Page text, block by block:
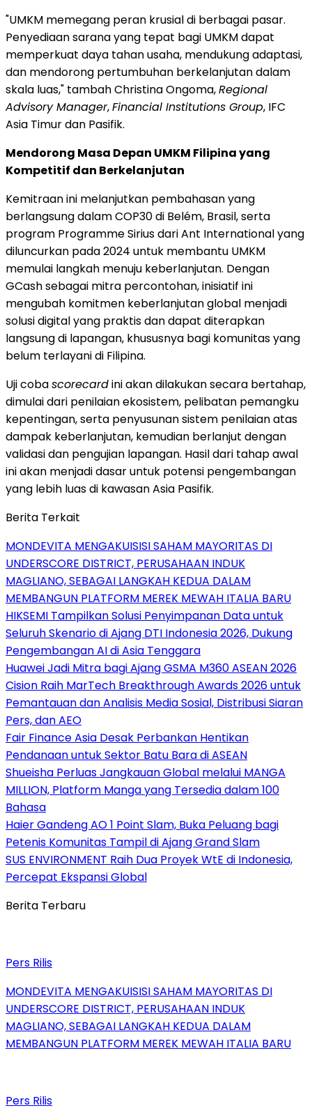
"UMKM memegang peran krusial di berbagai pasar.
Penyediaan sarana yang tepat bagi UMKM dapat
memperkuat daya tahan usaha, mendukung adaptasi,
dan mendorong pertumbuhan berkelanjutan dalam
skala luas," tambah Christina Ongoma,Regional
Advisory Manager,Financial Institutions Group, IFC
Asia Timur dan Pasifik.
Mendorong Masa Depan UMKM Filipina yang
Kompetitif dan Berkelanjutan
Kemitraan ini melanjutkan pembahasan yang
berlangsung dalam COP30 di Belém, Brasil, serta
program Programme Sirius dari Ant International yang
diluncurkan pada 2024 untuk membantu UMKM
memulai langkah menuju keberlanjutan. Dengan
GCash sebagai mitra percontohan, inisiatif ini
mengubah komitmen keberlanjutan global menjadi
solusi digital yang praktis dan dapat diterapkan
langsung di lapangan, khususnya bagi komunitas yang
belum terlayani di Filipina.
Uji cobascorecardini akan dilakukan secara bertahap,
dimulai dari penilaian ekosistem, pelibatan pemangku
kepentingan, serta penyusunan sistem penilaian atas
dampak keberlanjutan, kemudian berlanjut dengan
validasi dan pengujian lapangan. Hasil dari tahap awal
ini akan menjadi dasar untuk potensi pengembangan
yang lebih luas di kawasan Asia Pasifik.
Berita Terkait
MONDEVITA MENGAKUISISI SAHAM MAYORITAS DI
UNDERSCORE DISTRICT, PERUSAHAAN INDUK
MAGLIANO, SEBAGAI LANGKAH KEDUA DALAM
MEMBANGUN PLATFORM MEREK MEWAH ITALIA BARU
HIKSEMI Tampilkan Solusi Penyimpanan Data untuk
Seluruh Skenario di Ajang DTI Indonesia 2026, Dukung
Pengembangan AI di Asia Tenggara
Huawei Jadi Mitra bagi Ajang GSMA M360 ASEAN 2026
Cision Raih MarTech Breakthrough Awards 2026 untuk
Pemantauan dan Analisis Media Sosial, Distribusi Siaran
Pers, dan AEO
Fair Finance Asia Desak Perbankan Hentikan
Pendanaan untuk Sektor Batu Bara di ASEAN
Shueisha Perluas Jangkauan Global melalui MANGA
MILLION, Platform Manga yang Tersedia dalam 100
Bahasa
Haier Gandeng AO 1 Point Slam, Buka Peluang bagi
Petenis Komunitas Tampil di Ajang Grand Slam
SUS ENVIRONMENT Raih Dua Proyek WtE di Indonesia,
Percepat Ekspansi Global
Berita Terbaru
Pers Rilis
MONDEVITA MENGAKUISISI SAHAM MAYORITAS DI
UNDERSCORE DISTRICT, PERUSAHAAN INDUK
MAGLIANO, SEBAGAI LANGKAH KEDUA DALAM
MEMBANGUN PLATFORM MEREK MEWAH ITALIA BARU
Pers Rilis